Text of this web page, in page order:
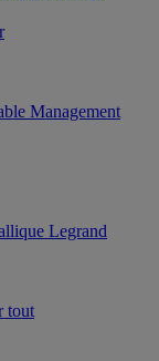
Management
Legrand
tout